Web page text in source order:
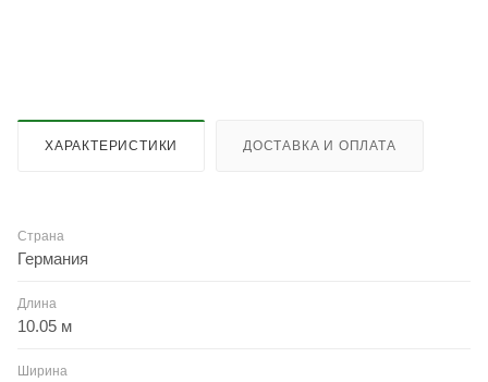
ХАРАКТЕРИСТИКИ ДОСТАВКА И ОПЛАТА
Страна
Германия
Длина
10.05 м
Ширина